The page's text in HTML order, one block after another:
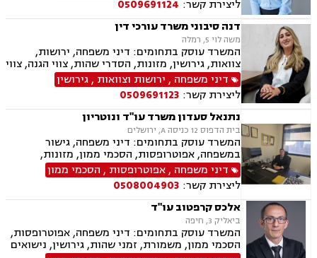
וצוואות, גישור במשפחה, ליטיגציה, ייפוי כוח
מתמשך.
ליצירת קשר: 0509691124
דנה סיבוני משרד עורכי דין
משה לוי 5, רמלה
המשרד עוסק בתחומים: דיני משפחה, ירושות,
צוואות, גירושין, מזונות, הסדרי שהות, צווי הגנה, צווי
מניעה, הסכמי ממון, עריכת הסכמים משפטיים,
אפוטרופסות, חלוקת רכוש, מעמד אישי, ייפוי כוח
מתמשך.
דיני משפחה , ירושות וצוואות ,גירושין
ליצירת קשר: 0509691123
נתנאל סעדון משרד עו"ד ונוטריון
בית הדפוס 12 כניסה A, ירושלים
המשרד עוסק בתחומים: דיני משפחה, גישור
במשפחה, אפוטרופסות, הסכמי ממון, מזונות,
משמורת, גירושין, טוען רבני, חלוקת רכוש, מעמד
אישי, תיאום הורי, זמני שהות, ניכור הורי, עסקאות
מתנה, ידועים בציבור, ירושות וצוואות, נוטריון, ייפוי
כוח מתמשך, הוצאה לפועל, חדלות פירעון, תביעות
מסחריות, דיני חוזים, מקרקעין ונדל"ן, עסקאות מכר
דירה, עסקאות מכר יד שניה מקבלן, משפט מסחרי,
דיני חברות, ליטיגציה מסחרית ונדל"נית, דיני
עמותות
דיני משפחה ,אפוטרופסות , הסכמי ממון
ליצירת קשר: 0508004903
אלכס קרפטוב עו"ד
ביאליק 3, חיפה
המשרד עוסק בתחומים: דיני משפחה, אפוטרופסות,
הסכמי ממון, משמורת, זמני שהות, גירושין, נישואים